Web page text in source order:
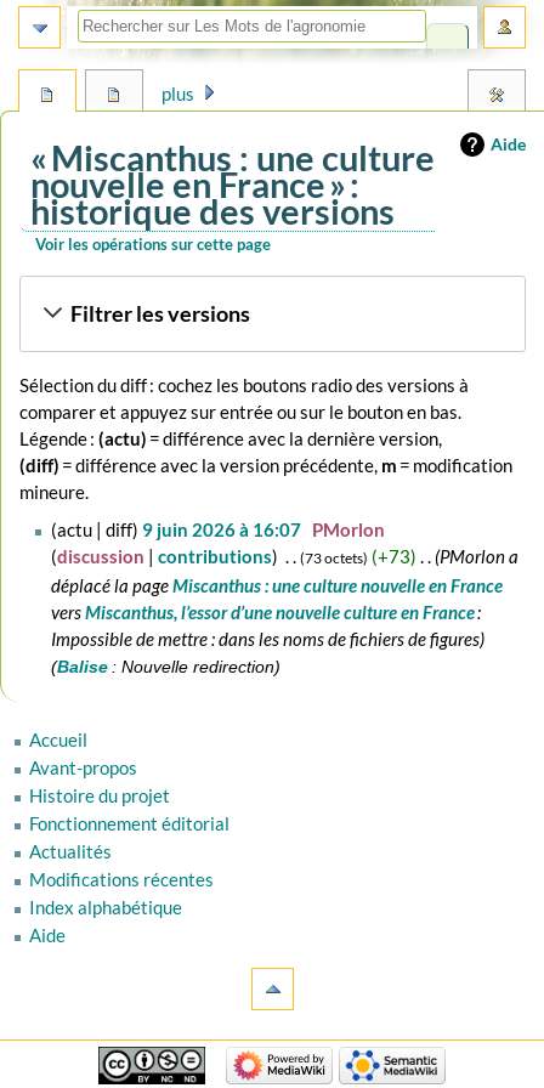
Aide
« Miscanthus : une culture
nouvelle en France » :
historique des versions
Voir les opérations sur cette page
Filtrer les versions
Sélection du diff : cochez les boutons radio des versions à
comparer et appuyez sur entrée ou sur le bouton en bas.
Légende :(actu) = différence avec la dernière version,
(diff) = différence avec la version précédente, m = modification
mineure.
juin
2026
actu diff 9 juin 2026 à 16:07‎ PMorlon
discussion
contributions 73 octets +73
PMorlon a
déplacé la pageMiscanthus : une culture nouvelle en France
versMiscanthus, l’essor d’une nouvelle culture en France:
Impossible de mettre : dans les noms de fichiers de figures
Balise: Nouvelle redirection
plus
Accueil
Avant-propos
Histoire du projet
Fonctionnement éditorial
Actualités
Modifications récentes
Index alphabétique
Aide